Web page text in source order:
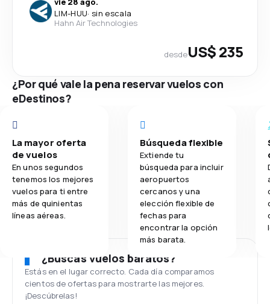
LIM-HUU· sin escala
Hahn Air Technologies
desdeUS$ 235
¿Por qué vale la pena reservar vuelos con
eDestinos?
La mayor oferta
de vuelos
En unos segundos
tenemos los mejores
vuelos para ti entre
más de quinientas
líneas aéreas.
Búsqueda flexible
Extiende tu
búsqueda para incluir
aeropuertos
cercanos y una
elección flexible de
fechas para
encontrar la opción
más barata.
¿Buscas vuelos baratos?
Estás en el lugar correcto. Cada día comparamos
cientos de ofertas para mostrarte las mejores.
¡Descúbrelas!